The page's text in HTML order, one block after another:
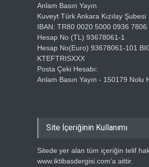
Anlam Basın Yayın
Kuveyt Türk Ankara Kızılay Şubesi
IBAN: TR80 0020 5000 0936 7806
Hesap No (TL) 93678061-1
Hesap No(Euro) 93678061-101
KTEFTRISXXX
Posta Çeki Hesabı:
Anlam Basın Yayın - 150179 Nolu
Site İçeriğinin Kullanımı
Sitede yer alan tüm içeriğin telif
www.iktibasdergisi.com’a aittir.